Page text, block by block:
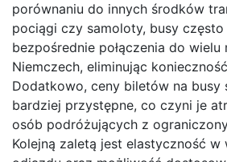
porównaniu do innych środków
pociągi czy samoloty, busy często
bezpośrednie połączenia do wielu
Niemczech, eliminując
Dodatkowo, ceny biletów na busy
bardziej przystępne, co czyni je
osób podróżujących z
Kolejną zaletą jest elastyczność